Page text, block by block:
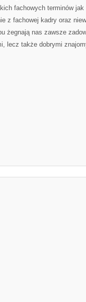
fachowych terminów jak
z fachowej kadry oraz
żegnają nas zawsze
lecz także dobrymi